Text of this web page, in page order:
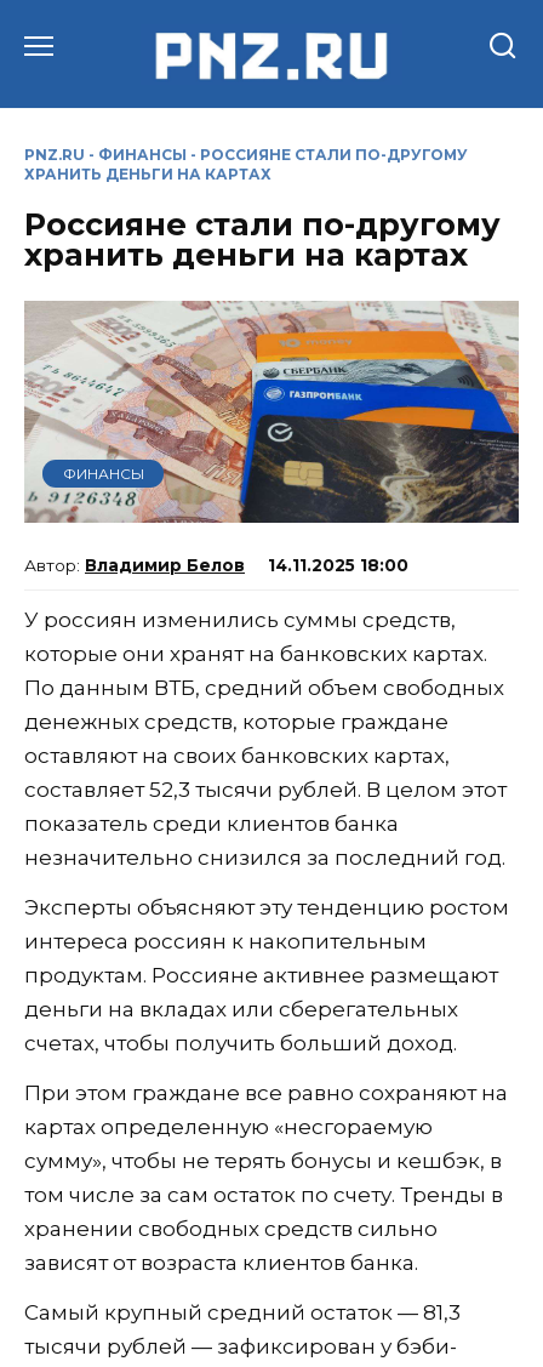
PNZ.RU - ФИНАНСЫ - РОССИЯНЕ СТАЛИ ПО-ДРУГОМУ
ХРАНИТЬ ДЕНЬГИ НА КАРТАХ
Россияне стали по-другому
хранить деньги на картах
ФИНАНСЫ
Владимир Белов 14.11.2025 18:00
У россиян изменились суммы средств,
которые они хранят на банковских картах.
По данным ВТБ, средний объем свободных
денежных средств, которые граждане
оставляют на своих банковских картах,
составляет 52,3 тысячи рублей. В целом этот
показатель среди клиентов банка
незначительно снизился за последний год.
Эксперты объясняют эту тенденцию ростом
интереса россиян к накопительным
продуктам. Россияне активнее размещают
деньги на вкладах или сберегательных
счетах, чтобы получить больший доход.
При этом граждане все равно сохраняют на
картах определенную «несгораемую
сумму», чтобы не терять бонусы и кешбэк, в
том числе за сам остаток по счету. Тренды в
хранении свободных средств сильно
зависят от возраста клиентов банка.
Самый крупный средний остаток — 81,3
тысячи рублей — зафиксирован у бэби-